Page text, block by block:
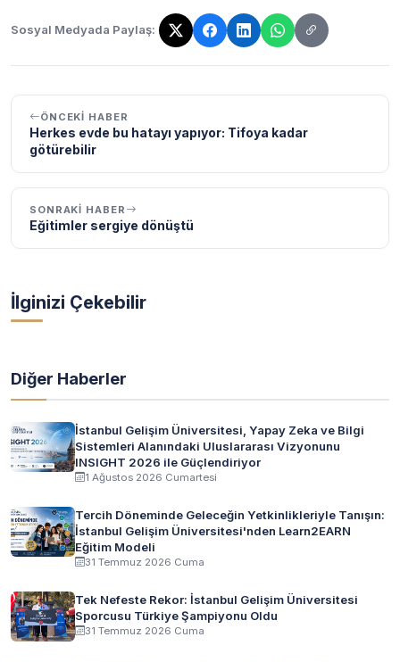
Sosyal Medyada Paylaş:
Bağlantı kopyalandı!
ÖNCEKI HABER
Herkes evde bu hatayı yapıyor: Tifoya kadar
götürebilir
SONRAKI HABER
Eğitimler sergiye dönüştü
İlginizi Çekebilir
Diğer Haberler
İstanbul Gelişim Üniversitesi, Yapay Zeka ve Bilgi
Sistemleri Alanındaki Uluslararası Vizyonunu
INSIGHT 2026 ile Güçlendiriyor
1 Ağustos 2026 Cumartesi
Tercih Döneminde Geleceğin Yetkinlikleriyle Tanışın:
İstanbul Gelişim Üniversitesi'nden Learn2EARN
Eğitim Modeli
31 Temmuz 2026 Cuma
Tek Nefeste Rekor: İstanbul Gelişim Üniversitesi
Sporcusu Türkiye Şampiyonu Oldu
31 Temmuz 2026 Cuma